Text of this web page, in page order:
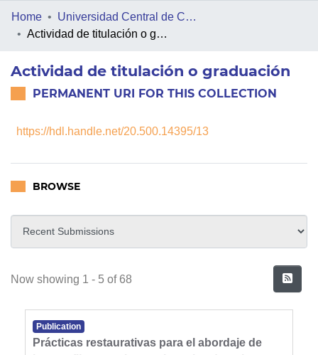
HOME
Home
Universidad Central de Chile
Actividad de titulación o graduación
Actividad de titulación o graduación
PERMANENT URI FOR THIS COLLECTION
https://hdl.handle.net/20.500.14395/13
BROWSE
Now showing 1 - 5 of 68
Publication
Prácticas restaurativas para el abordaje de